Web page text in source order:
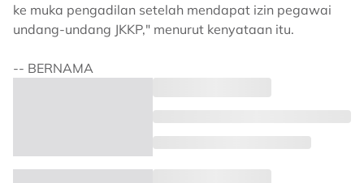
ke muka pengadilan setelah mendapat izin pegawai
undang-undang JKKP," menurut kenyataan itu.
-- BERNAMA